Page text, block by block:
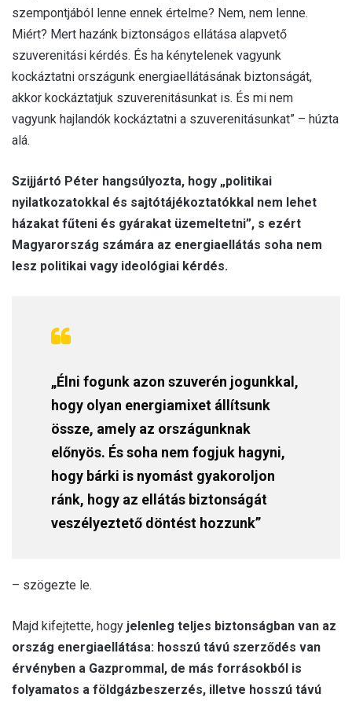
szempontjából lenne ennek értelme? Nem, nem lenne.
Miért? Mert hazánk biztonságos ellátása alapvető
szuverenitási kérdés. És ha kénytelenek vagyunk
kockáztatni országunk energiaellátásának biztonságát,
akkor kockáztatjuk szuverenitásunkat is. És mi nem
vagyunk hajlandók kockáztatni a szuverenitásunkat” – húzta
alá.
Szijjártó Péter hangsúlyozta, hogy „politikai
nyilatkozatokkal és sajtótájékoztatókkal nem lehet
házakat fűteni és gyárakat üzemeltetni”, s ezért
Magyarország számára az energiaellátás soha nem
lesz politikai vagy ideológiai kérdés.
„Élni fogunk azon szuverén jogunkkal,
hogy olyan energiamixet állítsunk
össze, amely az országunknak
előnyös. És soha nem fogjuk hagyni,
hogy bárki is nyomást gyakoroljon
ránk, hogy az ellátás biztonságát
veszélyeztető döntést hozzunk”
– szögezte le.
Majd kifejtette, hogy jelenleg teljes biztonságban van az
ország energiaellátása: hosszú távú szerződés van
érvényben a Gazprommal, de más forrásokból is
folyamatos a földgázbeszerzés, illetve hosszú távú